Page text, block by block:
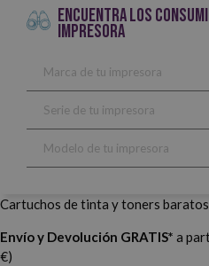
ENCUENTRA LOS
IMPRESORA
Cartuchos de tinta y toners baratos
Envío y Devolución GRATIS* a
€)